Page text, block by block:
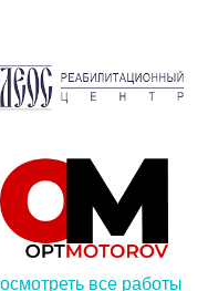
сайта РЦ «Элеос»
все работы